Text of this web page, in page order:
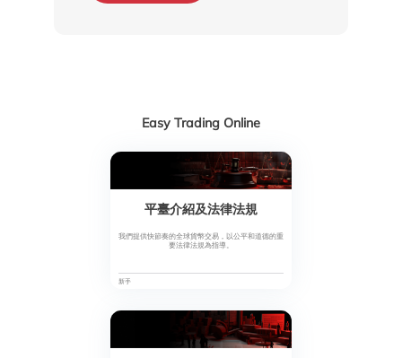
Easy Trading Online
平臺介紹及法律法規
我們提供快節奏的全球貨幣交易，以公平和道德的重
要法律法規為指導。
新手